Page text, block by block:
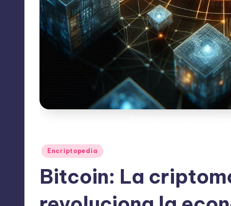
Publicado
Encriptopedia
Bitcoin: La